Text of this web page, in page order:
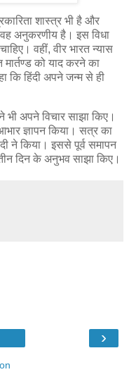
शास्त्र भी है और
वह अनुकरणीय है। इस विधा
वहीं, वीर भारत न्यास
मार्तण्ड को याद करने का
कि हिंदी अपने जन्म से ही
अपने विचार साझा किए।
ज्ञापन किया। सत्र का
ने किया। इससे पूर्व समापन
तीन दिन के अनुभव साझा किए।
›